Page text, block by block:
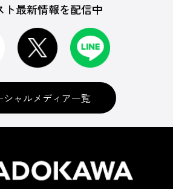
ト最新情報を配信中
シャルメディア一覧